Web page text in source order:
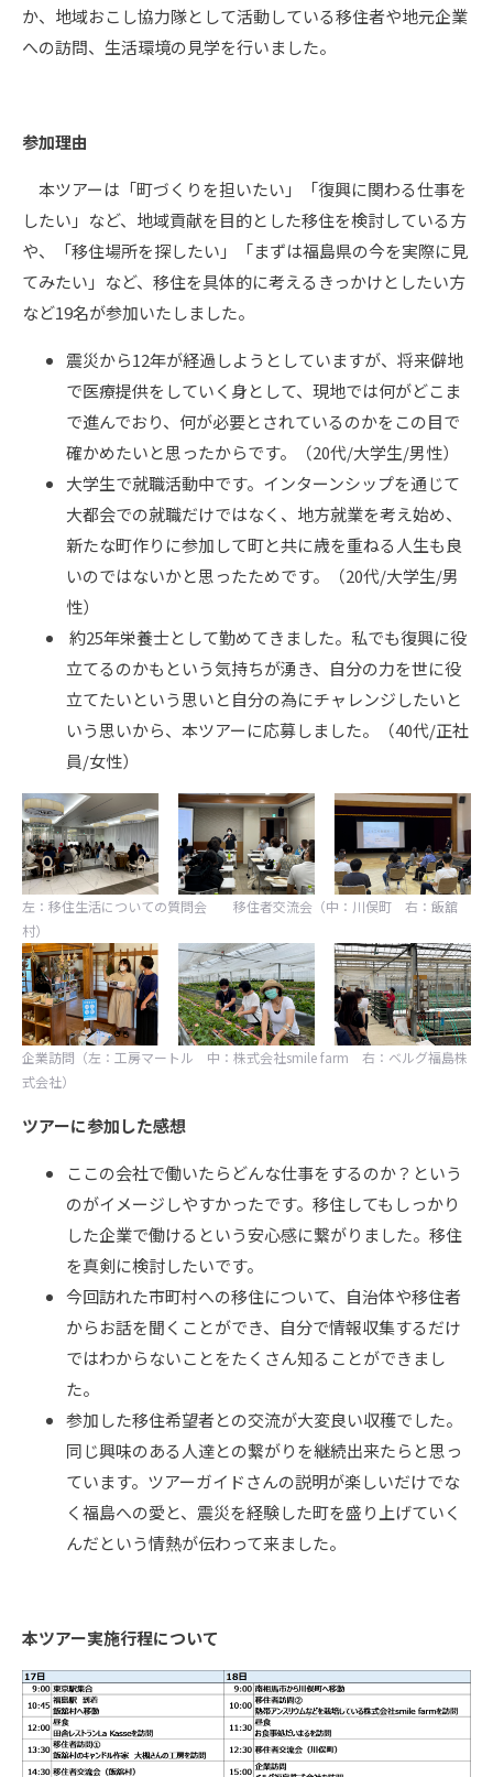
か、地域おこし協力隊として活動している移住者や地元企業
への訪問、生活環境の見学を行いました。
参加理由
本ツアーは「町づくりを担いたい」「復興に関わる仕事を
したい」など、地域貢献を目的とした移住を検討している方
や、「移住場所を探したい」「まずは福島県の今を実際に見
てみたい」など、移住を具体的に考えるきっかけとしたい方
など19名が参加いたしました。
震災から12年が経過しようとしていますが、将来僻地
で医療提供をしていく身として、現地では何がどこま
で進んでおり、何が必要とされているのかをこの目で
確かめたいと思ったからです。（20代/大学生/男性）
大学生で就職活動中です。インターンシップを通じて
大都会での就職だけではなく、地方就業を考え始め、
新たな町作りに参加して町と共に歳を重ねる人生も良
いのではないかと思ったためです。（20代/大学生/男
性）
約25年栄養士として勤めてきました。私でも復興に役
立てるのかもという気持ちが湧き、自分の力を世に役
立てたいという思いと自分の為にチャレンジしたいと
いう思いから、本ツアーに応募しました。（40代/正社
員/女性）
左：移住生活についての質問会 移住者交流会（中：川俣町 右：飯舘
村）
企業訪問（左：工房マートル 中：株式会社smile farm 右：ベルグ福島株
式会社）
ツアーに参加した感想
ここの会社で働いたらどんな仕事をするのか？という
のがイメージしやすかったです。移住してもしっかり
した企業で働けるという安心感に繋がりました。移住
を真剣に検討したいです。
今回訪れた市町村への移住について、自治体や移住者
からお話を聞くことができ、自分で情報収集するだけ
ではわからないことをたくさん知ることができまし
た。
参加した移住希望者との交流が大変良い収穫でした。
同じ興味のある人達との繋がりを継続出来たらと思っ
ています。ツアーガイドさんの説明が楽しいだけでな
く福島への愛と、震災を経験した町を盛り上げていく
んだという情熱が伝わって来ました。
本ツアー実施行程について